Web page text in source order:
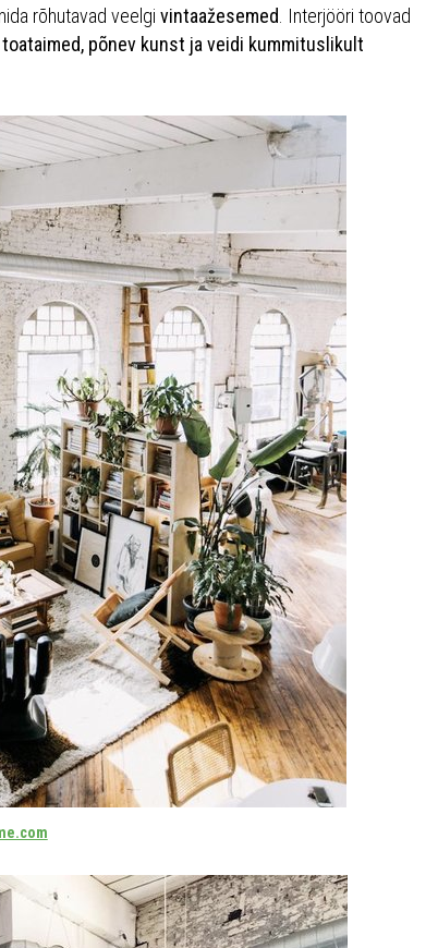
rõhutavad veelgi vintaažesemed . Interjööri toovad
põnev kunst ja veidi kummituslikult